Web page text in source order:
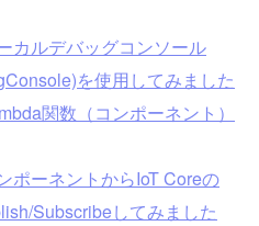
カルデバッグコンソール
を使用してみました
関数（コンポーネント）
ポーネントからIoT Coreの
Subscribeしてみました